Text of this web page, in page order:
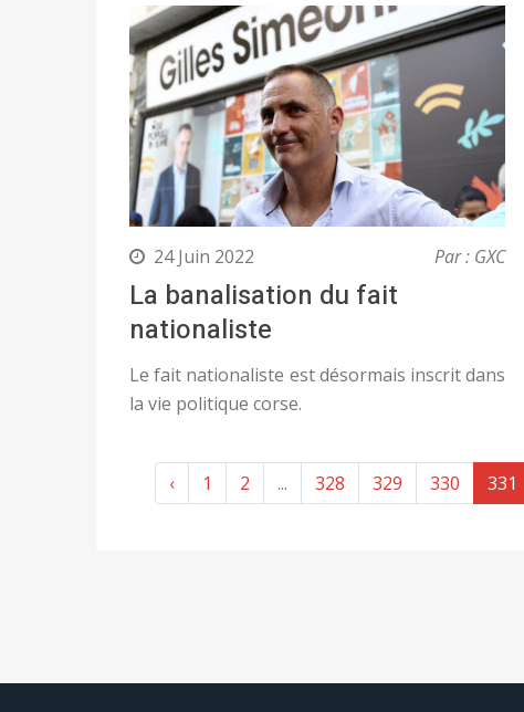
24 Juin 2022 Par : GXC
La banalisation du fait
nationaliste
Le fait nationaliste est désormais inscrit dans
la vie politique corse.
‹ 1 2 ... 328 329 330 331